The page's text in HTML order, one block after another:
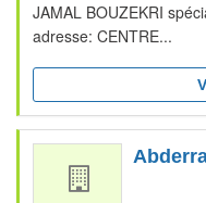
JAMAL BOUZEKRI
adresse: CENTRE...